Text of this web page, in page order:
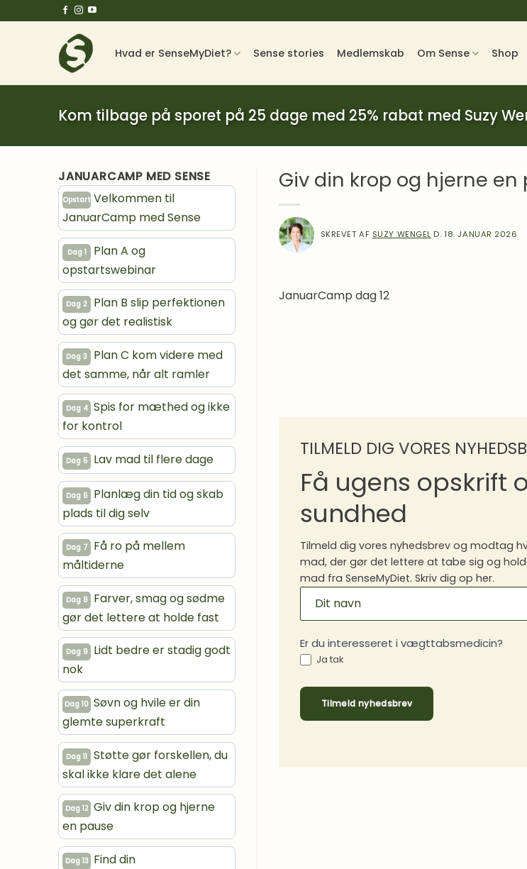
til
Hvad er SenseMyDiet? Sense stories Medlemskab Om Sense Shop
Kom tilbage på sporet på 25 dage med 25% rabat med Suzy
JANUARCAMP MED SENSE
Opstart Velkommen til
JanuarCamp med Sense
Dag 1
Plan A og
opstartswebinar
Dag 2
Plan B slip perfektionen
og gør det realistisk
Dag 3
Plan C kom videre med
det samme, når alt ramler
Dag 4
Spis for mæthed og ikke
for kontrol
Dag 5 Lav mad til flere dage
Dag 6
Planlæg din tid og skab
plads til dig selv
Dag 7
Få ro på mellem
måltiderne
Dag 8
Farver, smag og sødme
gør det lettere at holde fast
Dag 9
Lidt bedre er stadig godt
nok
Dag 10 Søvn og hvile er din
glemte superkraft
Dag 11
Støtte gør forskellen, du
skal ikke klare det alene
Dag 12 Giv din krop og hjerne
en pause
Dag 13
Find din
Giv din krop og hjerne en
SKREVET AF SUZY WENGEL D.18. JANUAR 2026
JanuarCamp dag 12
TILMELD DIG VORES
Få ugens
sundhed
Tilmeld dig vores nyhedsbrev og modtag
mad, der gør det lettere at tabe sig og
mad fra SenseMyDiet. Skriv dig op her.
MAILCHIMP
SIGNUP
Er du interesseret i vægttabsmedicin?
Ja tak
Tilmeld nyhedsbrev